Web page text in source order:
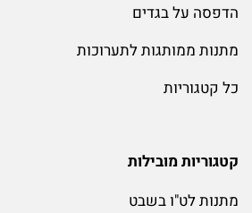
הדפסה על בגדים
מתנות ממותגות לתערוכות
כל קטגוריות
קטגוריות מובילות
מתנות לט"ו בשבט